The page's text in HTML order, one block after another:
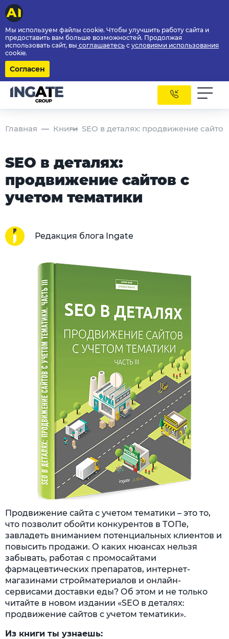
Мы используем файлы cookie. Чтобы улучшить работу сайта и
предоставить вам больше возможностей. Продолжая
использовать сайт, вы соглашаетесь с условиями использования
cookie.
Согласен
Главная Книги SEO в деталях: продвижение
SEO в деталях:
продвижение сайтов с
учетом тематики
Редакция блога Ingate
Продвижение сайта с учетом тематики – это то,
что позволит обойти конкурентов в ТОПе,
завладеть вниманием потенциальных клиентов и
повысить продажи. О каких нюансах нельзя
забывать, работая с промосайтами
фармацевтических препаратов, интернет-
магазинами стройматериалов и онлайн-
сервисами доставки еды? Об этом и не только
читайте в новом издании «SEO в деталях:
продвижение сайтов с учетом тематики».
Из книги ты узнаешь: